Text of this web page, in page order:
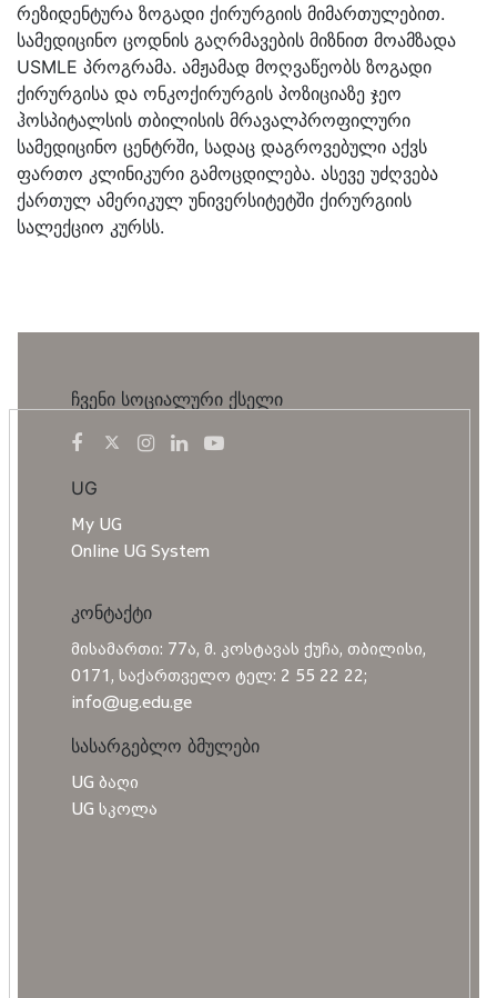
რეზიდენტურა ზოგადი ქირურგიის მიმართულებით.
სამედიცინო ცოდნის გაღრმავების მიზნით მოამზადა
USMLE პროგრამა. ამჟამად მოღვაწეობს ზოგადი
ქირურგისა და ონკოქირურგის პოზიციაზე ჯეო
ჰოსპიტალსის თბილისის მრავალპროფილური
სამედიცინო ცენტრში, სადაც დაგროვებული აქვს
ფართო კლინიკური გამოცდილება. ასევე უძღვება
ქართულ ამერიკულ უნივერსიტეტში ქირურგიის
სალექციო კურსს.
ჩვენი სოციალური ქსელი
UG
My UG
Online UG System
კონტაქტი
მისამართი: 77ა, მ. კოსტავას ქუჩა, თბილისი,
0171, საქართველო ტელ: 2 55 22 22;
info@ug.edu.ge
სასარგებლო ბმულები
UG ბაღი
UG სკოლა